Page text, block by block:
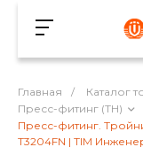
Главная / Каталог
Пресс-фитинг (TH)
Пресс-фитинг.
T3204FN | TIM